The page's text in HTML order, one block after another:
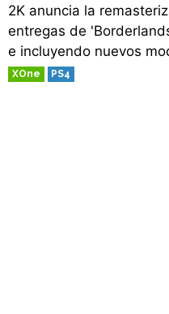
2K anuncia la
entregas de
e incluyendo nuevos
XOne PS4